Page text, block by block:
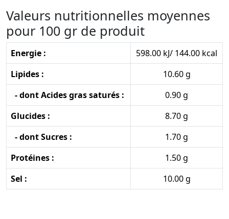
Valeurs nutritionnelles moyennes
pour 100 gr de produit
Energie :
598.00 kJ/ 144.00 kcal
Lipides :
10.60 g
- dont Acides gras saturés :
0.90 g
Glucides :
8.70 g
- dont Sucres :
1.70 g
Protéines :
1.50 g
Sel :
10.00 g